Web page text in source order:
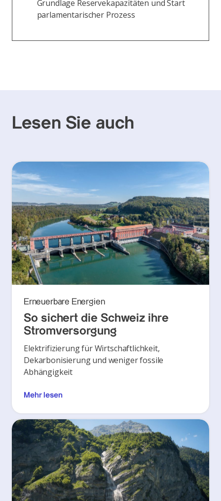
Grundlage Reservekapazitäten und Start
parlamentarischer Prozess
Lesen Sie auch
Erneuerbare Energien
So sichert die Schweiz ihre
Stromversorgung
Elektrifizierung für Wirtschaftlichkeit,
Dekarbonisierung und weniger fossile
Abhängigkeit
Mehr lesen